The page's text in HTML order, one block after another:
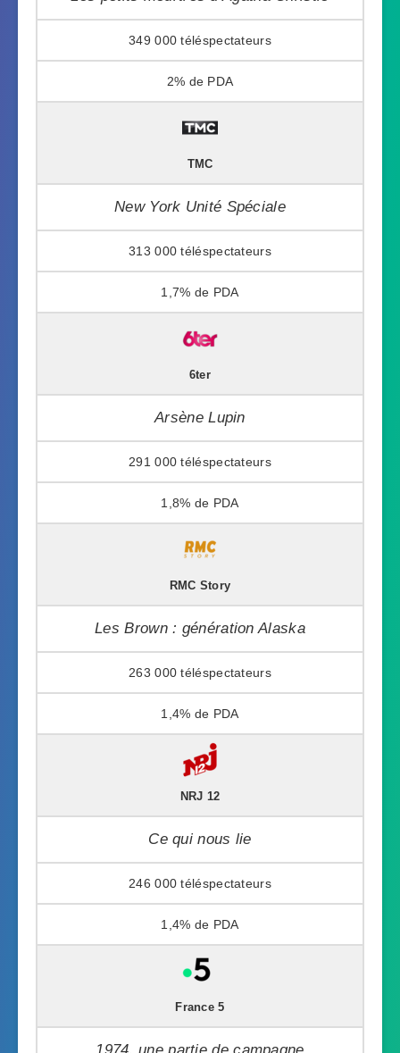
349 000
2%
TMC
New York Unité Spéciale
313 000
1,7%
6ter
Arsène Lupin
291 000
1,8%
RMC Story
Les Brown : génération Alaska
263 000
1,4%
NRJ 12
Ce qui nous lie
246 000
1,4%
France 5